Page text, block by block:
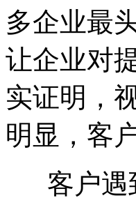
多企业最
让企业对
实证明，
明显，客
客户遇